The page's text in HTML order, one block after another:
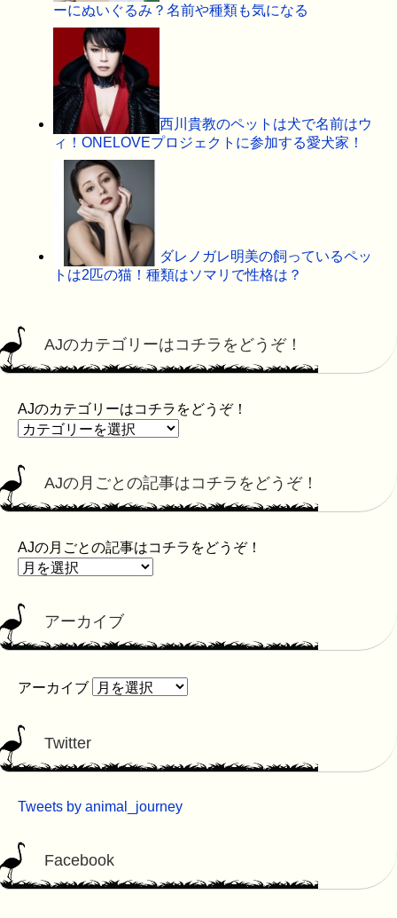
ーにぬいぐるみ？名前や種類も気になる
西川貴教のペットは犬で名前はウ
ィ！ONELOVEプロジェクトに参加する愛犬家！
ダレノガレ明美の飼っているペッ
トは2匹の猫！種類はソマリで性格は？
AJのカテゴリーはコチラをどうぞ！
AJのカテゴリーはコチラをどうぞ！
AJの月ごとの記事はコチラをどうぞ！
AJの月ごとの記事はコチラをどうぞ！
アーカイブ
アーカイブ
Twitter
Tweets by animal_journey
Facebook